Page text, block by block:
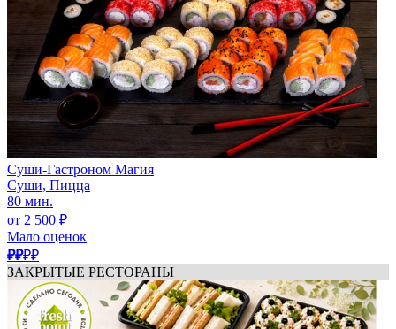
Суши-Гастроном Магия
Суши, Пицца
80 мин.
от 2 500 ₽
Мало оценок
₽₽₽₽
ЗАКРЫТЫЕ РЕСТОРАНЫ